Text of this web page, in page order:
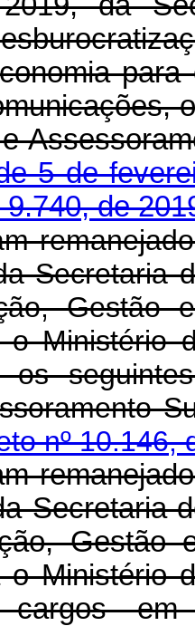
5 de
de
Secretaria
o Ministério
os
nº 10.146,
Secretaria
o Ministério
em